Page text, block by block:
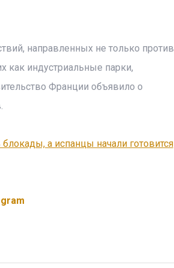
направленных не только против
как индустриальные парки,
Франции объявило о
а испанцы начали готовится